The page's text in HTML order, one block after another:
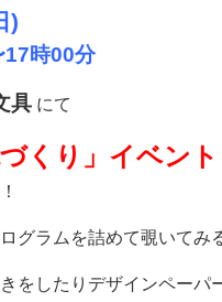
)
17時00分
具 にて
づくり」イベント
グラムを詰めて覗いてみ
をしたりデザインペーパ